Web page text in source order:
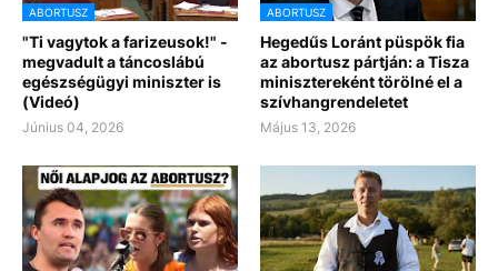
ABORTUSZ
"Ti vagytok a farizeusok!" -
megvadult a táncoslábú
egészségügyi miniszter is
(Videó)
Június 04, 2026
ABORTUSZ
Hegedűs Loránt püspök fia
az abortusz pártján: a Tisza
minisztereként törölné el a
szívhangrendeletet
Május 13, 2026